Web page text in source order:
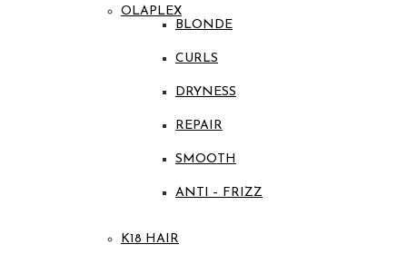
OLAPLEX
BLONDE
CURLS
DRYNESS
REPAIR
SMOOTH
ANTI – FRIZZ
K18 HAIR